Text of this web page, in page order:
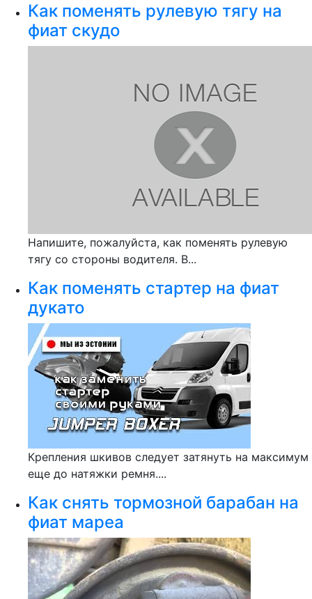
Как поменять рулевую тягу на
фиат скудо
Напишите, пожалуйста, как поменять рулевую
тягу со стороны водителя. В...
Как поменять стартер на фиат
дукато
Крепления шкивов следует затянуть на максимум
еще до натяжки ремня....
Как снять тормозной барабан на
фиат мареа